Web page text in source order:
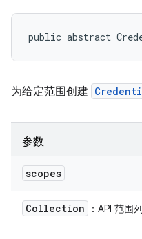
public abstract
为给定范围创建
参数
scopes
Collection ：API 范围